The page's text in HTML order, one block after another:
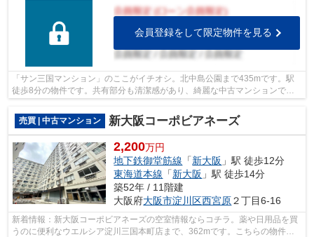
会員登録をして限定物件を見る
「サン三国マンション」のここがイチオシ。北中島公園まで435mです。駅
徒歩8分の物件です。共有部分も清潔感があり、綺麗な中古マンションで
す。不動産の購入を検討中の方はライフサー...
売買 | 中古マンション
新大阪コーポビアネーズ
2,200万円
地下鉄御堂筋線 「新大阪 」駅 徒歩12分
東海道本線 「新大阪 」駅 徒歩14分
築52年 / 11階建
大阪府大阪市淀川区西宮原２丁目6-16
新着情報：新大阪コーポビアネーズの空室情報ならコチラ。薬や日用品を買
うのに便利なウエルシア淀川三国本町店まで、362mです。こちらの物件か